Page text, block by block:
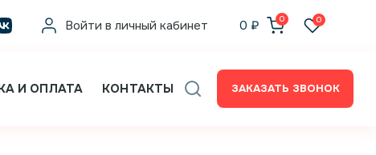
Войти в личный кабинет 0 ₽ 0 0
И ОПЛАТА КОНТАКТЫ ЗАКАЗАТЬ ЗВОНОК